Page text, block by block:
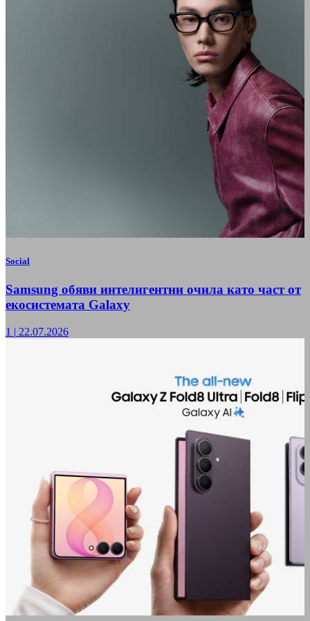
Social
Samsung обяви интелигентни очила като част от
екосистемата Galaxy
1 | 22.07.2026